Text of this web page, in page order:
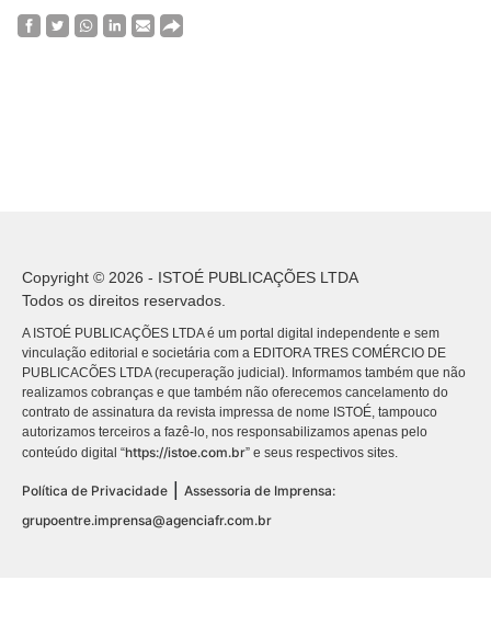
Copyright © 2026 - ISTOÉ PUBLICAÇÕES LTDA
Todos os direitos reservados.
A ISTOÉ PUBLICAÇÕES LTDA é um portal digital independente e sem
vinculação editorial e societária com a EDITORA TRES COMÉRCIO DE
PUBLICACÕES LTDA (recuperação judicial). Informamos também que não
realizamos cobranças e que também não oferecemos cancelamento do
contrato de assinatura da revista impressa de nome ISTOÉ, tampouco
autorizamos terceiros a fazê-lo, nos responsabilizamos apenas pelo
conteúdo digital “https://istoe.com.br” e seus respectivos sites.
Política de Privacidade
Assessoria de Imprensa:
grupoentre.imprensa@agenciafr.com.br